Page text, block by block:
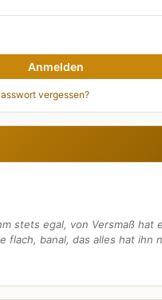
Anmelden
vergessen?
stets egal, von Versmaß hat
flach, banal, das alles hat ihn